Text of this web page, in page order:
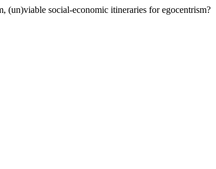
(un)viable social-economic itineraries for egocentrism?